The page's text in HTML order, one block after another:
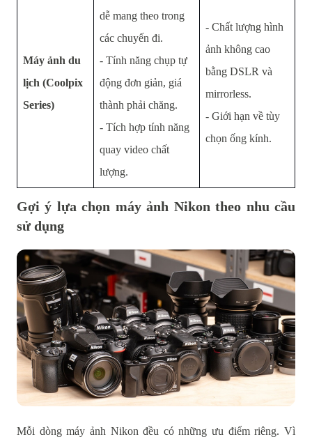
Máy ảnh du
lịch (Coolpix
Series)
dễ mang theo trong
các chuyến đi.
- Tính năng chụp tự
động đơn giản, giá
thành phải chăng.
- Tích hợp tính năng
quay video chất
lượng.
- Chất lượng hình
ảnh không cao
bằng DSLR và
mirrorless.
- Giới hạn về tùy
chọn ống kính.
Gợi ý lựa chọn máy ảnh Nikon theo nhu cầu
sử dụng
Mỗi dòng máy ảnh Nikon đều có những ưu điểm riêng. Vì